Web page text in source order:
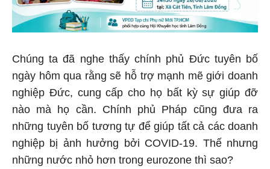
Chúng ta đã nghe thấy chính phủ Đức tuyên bố
ngày hôm qua rằng sẽ hỗ trợ mạnh mẽ giới doanh
nghiệp Đức, cung cấp cho họ bất kỳ sự giúp đỡ
nào mà họ cần. Chính phủ Pháp cũng đưa ra
những tuyên bố tương tự để giúp tất cả các doanh
nghiệp bị ảnh hưởng bởi COVID-19. Thế nhưng
những nước nhỏ hơn trong eurozone thì sao?